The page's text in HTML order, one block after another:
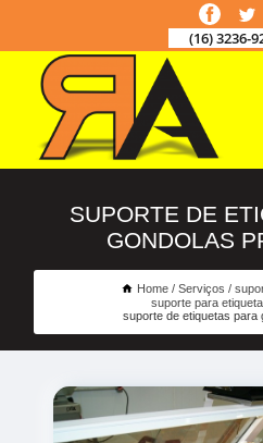
(16) 3236-
SUPORTE DE
GONDOLAS
Home Serviços
suporte para
suporte de etiquetas para